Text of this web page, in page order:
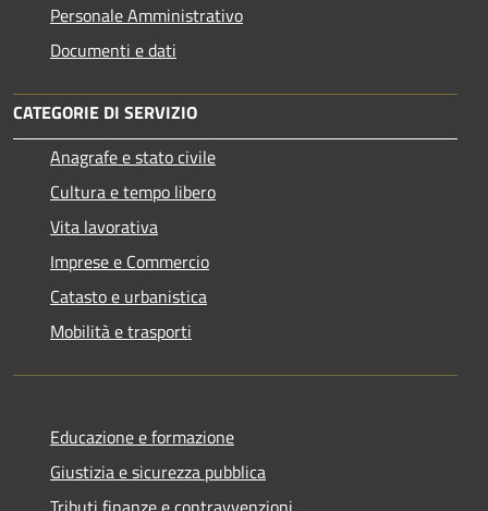
Personale Amministrativo
Documenti e dati
CATEGORIE DI SERVIZIO
Anagrafe e stato civile
Cultura e tempo libero
Vita lavorativa
Imprese e Commercio
Catasto e urbanistica
Mobilità e trasporti
Educazione e formazione
Giustizia e sicurezza pubblica